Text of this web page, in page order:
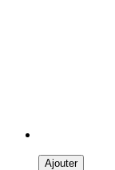
Ajouter